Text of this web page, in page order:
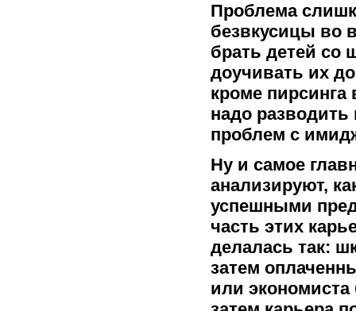
Проблема
безвкусицы во
брать детей со
доучивать их
кроме
надо разводить
проблем с
Ну и самое
анализируют,
успешными
часть этих
делалась так:
затем
или экономиста